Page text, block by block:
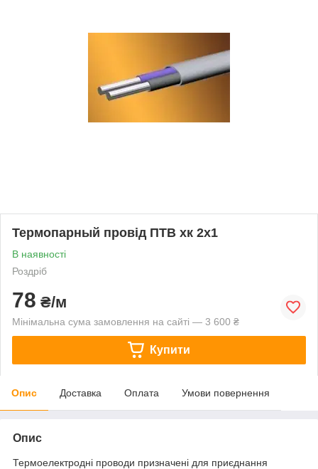
Термопарный провід ПТВ хк 2х1
В наявності
Роздріб
78 ₴/м
Мінімальна сума замовлення на сайті — 3 600 ₴
Купити
Опис Доставка Оплата Умови повернення
Опис
Термоелектродні проводи призначені для приєднання